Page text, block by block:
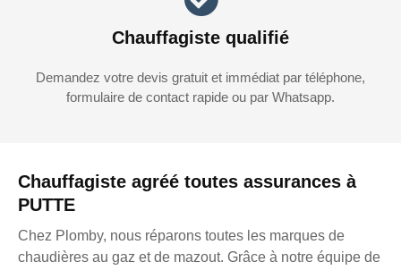
Chauffagiste agréé toutes assurances à
PUTTE
Chez Plomby, nous réparons toutes les marques de
chaudières au gaz et de mazout. Grâce à notre équipe de
Chauffagiste qualifié
Demandez votre devis gratuit et immédiat par téléphone,
formulaire de contact rapide ou par Whatsapp.